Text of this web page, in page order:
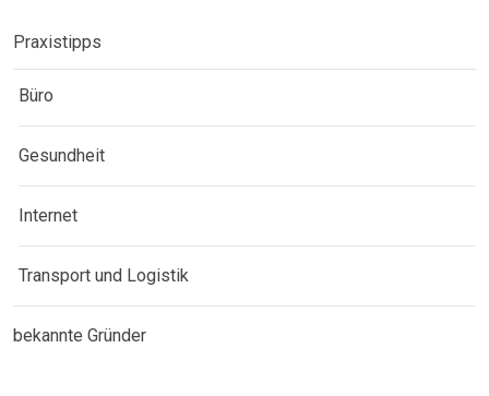
Praxistipps
Büro
Gesundheit
Internet
Transport und Logistik
bekannte Gründer